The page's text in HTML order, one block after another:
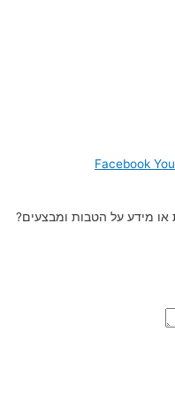
Facebook
או מידע על הטבות ומבצעים?